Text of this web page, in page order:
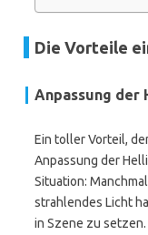
Die Vorteile
Anpassung der
Ein toller Vorteil,
Anpassung der
Situation:
strahlendes Licht
in Szene zu